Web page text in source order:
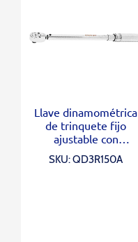
Llave dinamométrica
de trinquete fijo
ajustable con
“(30-150 ft-lb)
SKU: QD3R150A